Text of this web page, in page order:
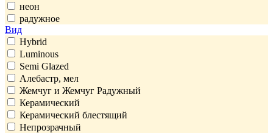
неон
радужное
Вид
Hybrid
Luminous
Semi Glazed
Алебастр, мел
Жемчуг и Жемчуг Радужный
Керамический
Керамический блестящий
Непрозрачный